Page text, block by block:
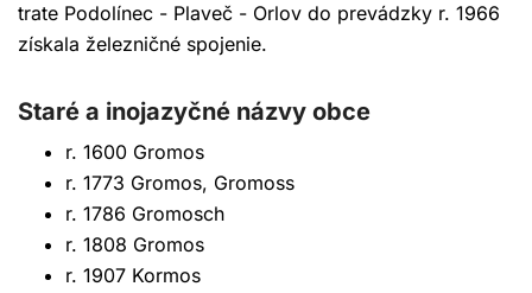
trate Podolínec - Plaveč - Orlov do prevádzky r. 1966
získala železničné spojenie.
Staré a inojazyčné názvy obce
r. 1600 Gromos
r. 1773 Gromos, Gromoss
r. 1786 Gromosch
r. 1808 Gromos
r. 1907 Kormos